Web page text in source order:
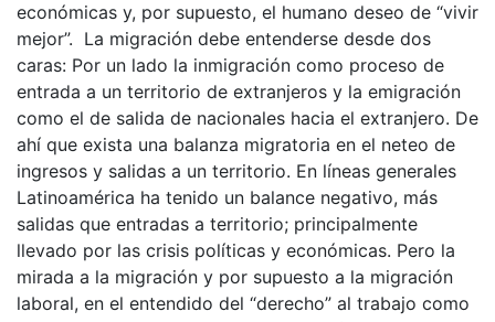
económicas y, por supuesto, el humano deseo de “vivir
mejor”. La migración debe entenderse desde dos
caras: Por un lado la inmigración como proceso de
entrada a un territorio de extranjeros y la emigración
como el de salida de nacionales hacia el extranjero. De
ahí que exista una balanza migratoria en el neteo de
ingresos y salidas a un territorio. En líneas generales
Latinoamérica ha tenido un balance negativo, más
salidas que entradas a territorio; principalmente
llevado por las crisis políticas y económicas. Pero la
mirada a la migración y por supuesto a la migración
laboral, en el entendido del “derecho” al trabajo como